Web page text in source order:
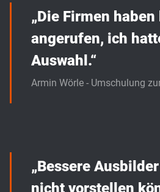
„Die Firmen
angerufen, ich
Auswahl.“
Armin Wörle - Umschulung
„Bessere
nicht vorstellen